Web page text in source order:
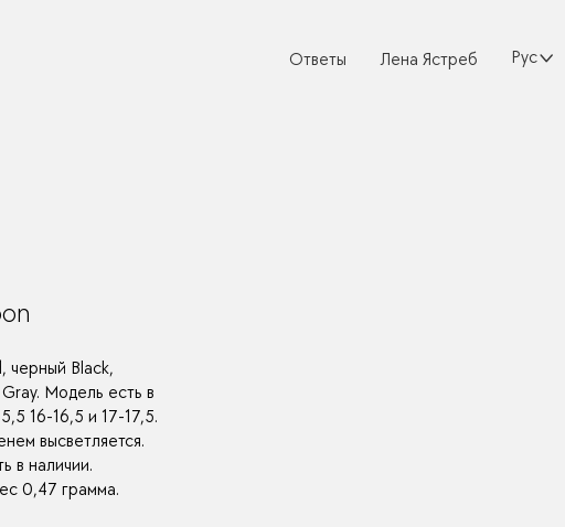
Ответы Лена Ястреб
черный Black,
Модель есть в
16-16,5 и 17-17,5.
высветляется.
в наличии.
0,47 грамма.